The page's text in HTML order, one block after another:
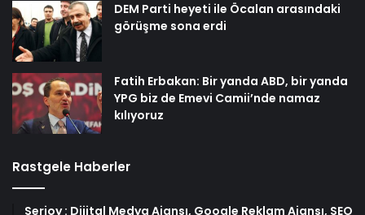
DEM Parti heyeti ile Öcalan arasındaki
görüşme sona erdi
Fatih Erbakan: Bir yanda ABD, bir yanda
YPG biz de Emevi Camii’nde namaz
kılıyoruz
Rastgele Haberler
Serjoy : Dijital Medya Ajansı, Google Reklam Ajansı, SEO